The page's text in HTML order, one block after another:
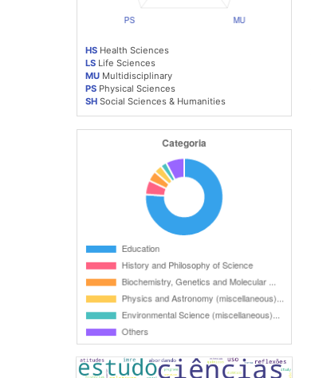
HS Health Sciences
LS Life Sciences
MU Multidisciplinary
PS Physical Sciences
SH Social Sciences & Humanities